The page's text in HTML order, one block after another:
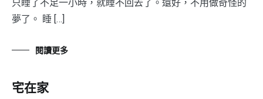
只睡了不足一小時，就睡不回去了。還好，不用做奇怪的
夢了。 睡 […]
閱讀更多
宅在家